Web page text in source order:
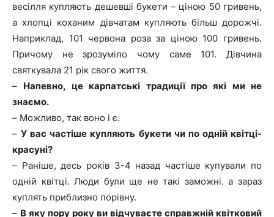
весілля купляють дешевші букети – ціною 50 гривень,
а хлопці коханим дівчатам купляють більш дорожчі.
Наприклад, 101 червона роза за ціною 100 гривень.
Причому не зрозуміло чому саме 101. Дівчина
святкувала 21 рік свого життя.
– Напевно, це карпатські традиції про які ми не
знаємо.
– Можливо, так воно і є.
–У вас частіше купляють букети чи по одній квітці-
красуні?
– Раніше, десь років 3-4 назад частіше купували по
одній квітці. Люди були ще не такі заможні. а зараз
куплять приблизно порівну.
– В яку пору року ви відчуваєте справжній квітковий